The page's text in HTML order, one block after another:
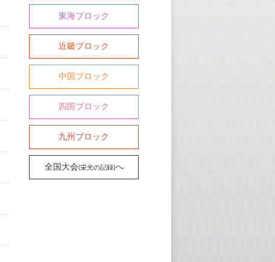
東海ブロック
近畿ブロック
中国ブロック
四国ブロック
九州ブロック
全国大会(栄光の記録)へ